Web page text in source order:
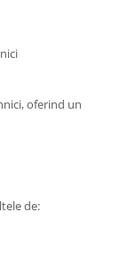
oferind un
de: